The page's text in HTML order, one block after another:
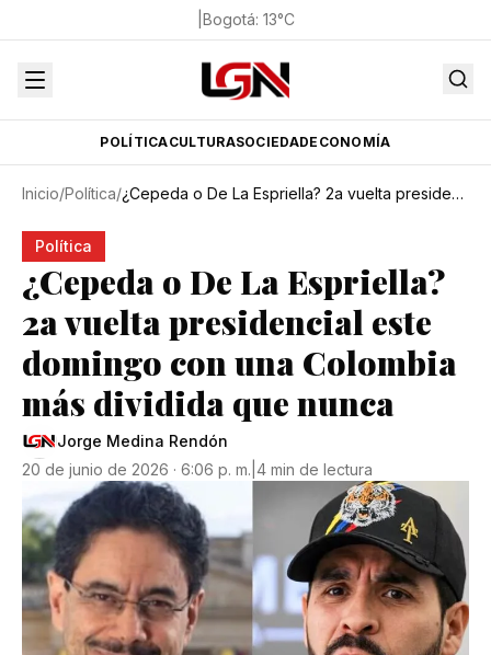
Bogotá: 13°C
POLÍTICACULTURASOCIEDADECONOMÍA
Inicio/Política/ ¿Cepeda o De La Espriella? 2a vuelta presidencial este domingo con una Colombia más dividida que nunca
Política
¿Cepeda o De La Espriella?
2a vuelta presidencial este
domingo con una Colombia
más dividida que nunca
Jorge Medina Rendón
20 de junio de 2026 · 6:06 p. m. 4 min de lectura